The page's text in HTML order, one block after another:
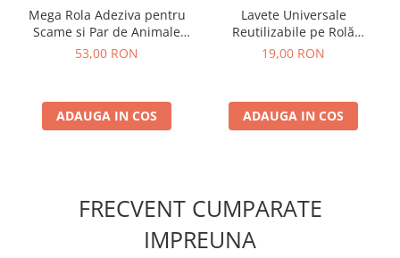
Mega Rola Adeziva pentru
Scame si Par de Animale
Smart Clean – Maner
53,00 RON
ADAUGA IN COS
Lavete Universale
Reutilizabile pe Rolă
albastre 50 buc
19,00 RON
ADAUGA IN COS
FRECVENT CUMPARATE
IMPREUNA